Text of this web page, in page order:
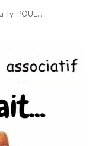
Ty POUL…